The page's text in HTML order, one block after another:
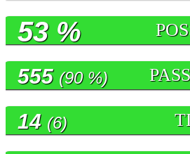
53 %
555 (90 %)
14 (6)